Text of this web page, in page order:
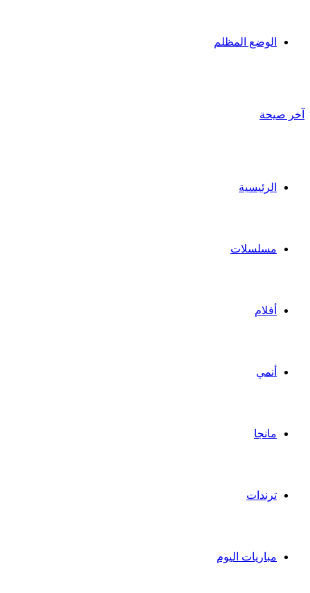
الوضع المظلم
آخر صيحة
الرئيسية
مسلسلات
أفلام
أنمي
مانجا
ترندات
مباريات اليوم